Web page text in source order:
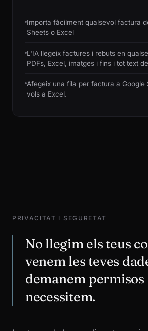
Importa fàcilment qualsevol factura
Sheets o Excel
L'IA llegeix factures i rebuts en
PDFs, Excel, imatges i fins i tot text
Afegeix una fila per factura a Google
vols a Excel.
PRIVACITAT I SEGURETAT
No llegim els teus
venem les teves
demanem permisos
necessitem.